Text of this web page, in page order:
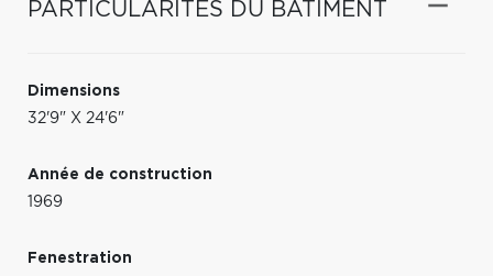
PARTICULARITÉS DU BÂTIMENT
Dimensions
32'9" X 24'6"
Année de construction
1969
Fenestration